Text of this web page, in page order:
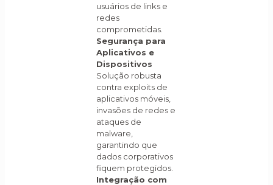
usuários de links e
redes
comprometidas.
Segurança para
Aplicativos e
Dispositivos
Solução robusta
contra exploits de
aplicativos móveis,
invasões de redes e
ataques de
malware,
garantindo que
dados corporativos
fiquem protegidos.
Integração com